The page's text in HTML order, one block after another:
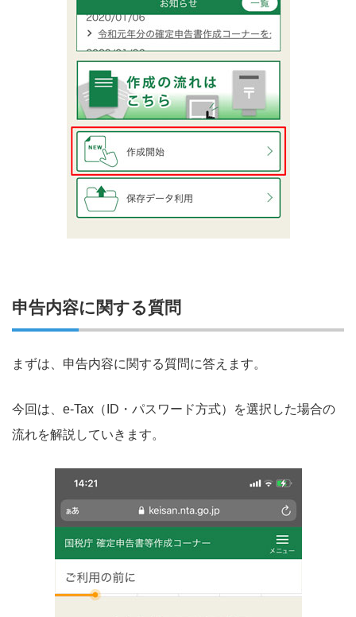
申告内容に関する質問
まずは、申告内容に関する質問に答えます。
今回は、e-Tax（ID・パスワード方式）を選択した場合の
流れを解説していきます。